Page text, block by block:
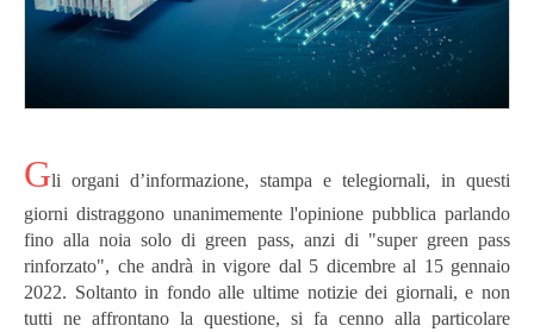
Gli organi d’informazione, stampa e telegiornali, in questi
giorni distraggono unanimemente l'opinione pubblica parlando
fino alla noia solo di green pass, anzi di "super green pass
rinforzato", che andrà in vigore dal 5 dicembre al 15 gennaio
2022. Soltanto in fondo alle ultime notizie dei giornali, e non
tutti ne affrontano la questione, si fa cenno alla particolare